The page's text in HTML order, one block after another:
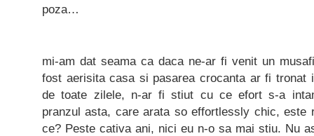
poza…
mi-am dat seama ca daca ne-ar fi venit un
fost aerisita casa si pasarea crocanta ar fi tronat
de toate zilele, n-ar fi stiut cu ce efort s-a
pranzul asta, care arata so effortlessly chic, este
ce? Peste cativa ani, nici eu n-o sa mai stiu. Nu